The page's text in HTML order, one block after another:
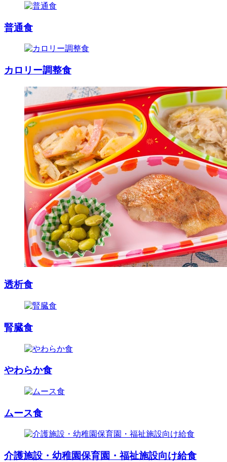
普通食
カロリー調整食
透析食
腎臓食
やわらか食
ムース食
介護施設・幼稚園保育園・福祉施設向け給食